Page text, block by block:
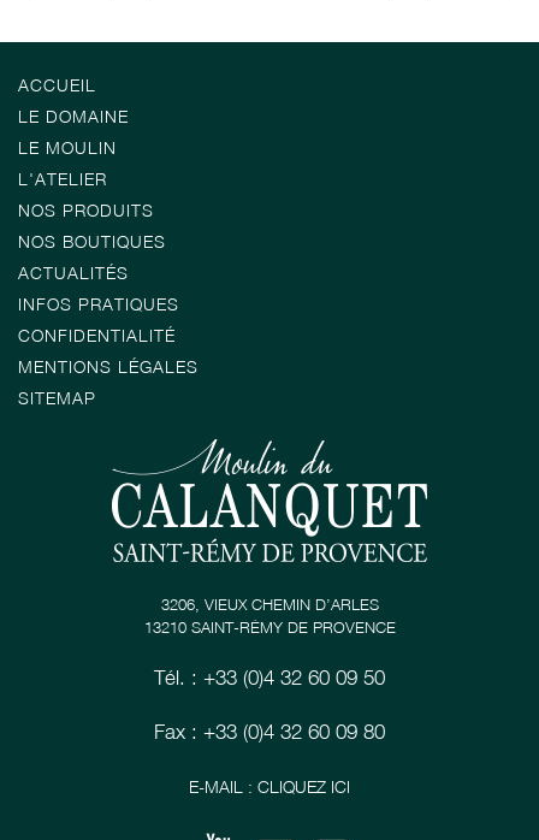
ACCUEIL
LE DOMAINE
LE MOULIN
L'ATELIER
NOS PRODUITS
NOS BOUTIQUES
ACTUALITÉS
INFOS PRATIQUES
CONFIDENTIALITÉ
MENTIONS LÉGALES
SITEMAP
3206, VIEUX CHEMIN D’ARLES
13210 SAINT-RÉMY DE PROVENCE
Tél. : +33 (0)4 32 60 09 50
Fax : +33 (0)4 32 60 09 80
E-MAIL : CLIQUEZ ICI